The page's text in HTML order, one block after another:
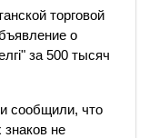
торговой
о
за 500 тысяч
сообщили, что
не